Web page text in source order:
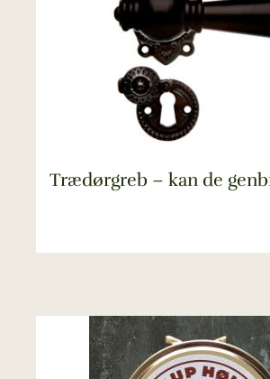
Trædørgreb – kan de